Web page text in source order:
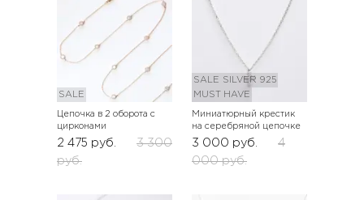
SALE
Цепочка в 2 оборота с
цирконами
2 475 руб.
3 300
руб.
SALE
SILVER 925
MUST HAVE
Миниатюрный крестик
на серебряной цепочке
3 000 руб.
4
000 руб.